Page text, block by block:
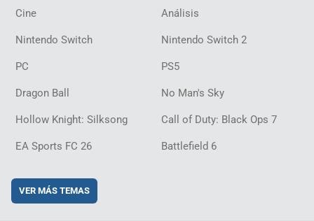
Cine Análisis
Nintendo Switch Nintendo Switch 2
PC PS5
Dragon Ball No Man's Sky
Hollow Knight: Silksong Call of Duty: Black Ops 7
EA Sports FC 26 Battlefield 6
VER MÁS TEMAS